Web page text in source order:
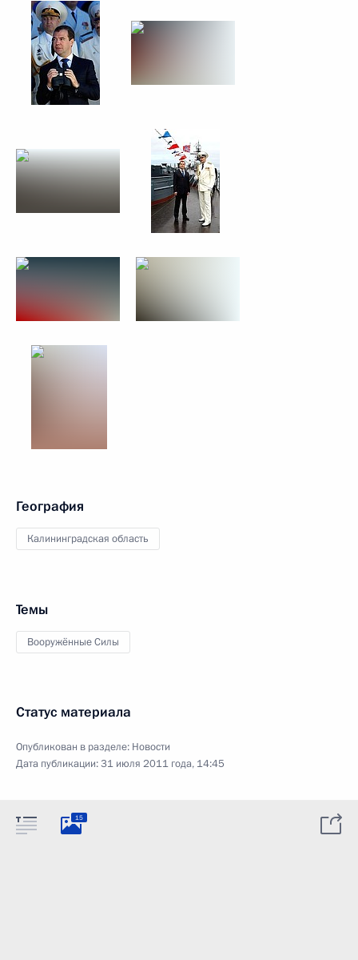
География
Калининградская область
Темы
Вооружённые Силы
Статус материала
Опубликован в разделе: Новости
Дата публикации:31 июля 2011 года, 14:45
15